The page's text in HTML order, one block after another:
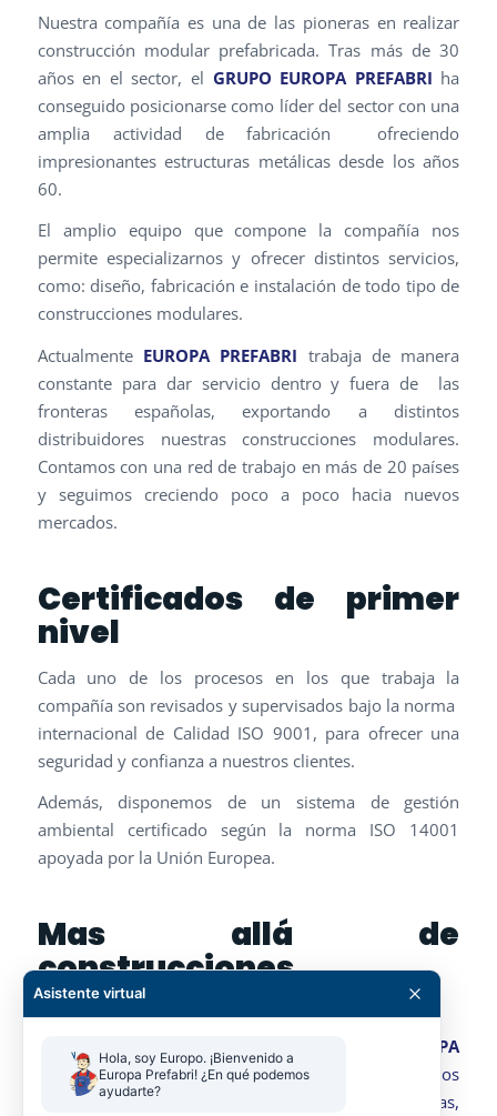
Nuestra compañía es una de las pioneras en realizar
construcción modular prefabricada. Tras más de 30
años en el sector, el GRUPO EUROPA PREFABRI ha
conseguido posicionarse como líder del sector con una
amplia actividad de fabricación ofreciendo
impresionantes estructuras metálicas desde los años
60.
El amplio equipo que compone la compañía nos
permite especializarnos y ofrecer distintos servicios,
como: diseño, fabricación e instalación de todo tipo de
construcciones modulares.
Actualmente EUROPA PREFABRI trabaja de manera
constante para dar servicio dentro y fuera de las
fronteras españolas, exportando a distintos
distribuidores nuestras construcciones modulares.
Contamos con una red de trabajo en más de 20 países
y seguimos creciendo poco a poco hacia nuevos
mercados.
Certificados de primer
nivel
Cada uno de los procesos en los que trabaja la
compañía son revisados y supervisados bajo la norma
internacional de Calidad ISO 9001, para ofrecer una
seguridad y confianza a nuestros clientes.
Además, disponemos de un sistema de gestión
ambiental certificado según la norma ISO 14001
apoyada por la Unión Europea.
Mas allá de
construcciones
modulares
Además de las
EUROPA
PREFABRItambién realizamosservicios de sanitarios
,camerinos, vallas,
Asistente virtual
Hola, soy Europo. ¡Bienvenido a
Europa Prefabri! ¿En qué podemos
ayudarte?